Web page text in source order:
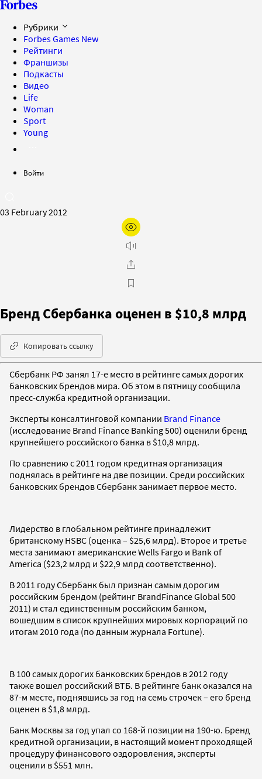
Рубрики
Forbes Games New
Рейтинги
Франшизы
Подкасты
Видео
Life
Woman
Sport
Young
Войти
03 February 2012
Бренд Сбербанка оценен в $10,8 млрд
Копировать ссылку
Сбербанк РФ занял 17-е место в рейтинге самых дорогих
банковских брендов мира. Об этом в пятницу сообщила
пресс-служба кредитной организации.
Эксперты консалтинговой компании Brand Finance
(исследование Brand Finance Banking 500) оценили бренд
крупнейшего российского банка в $10,8 млрд.
По сравнению с 2011 годом кредитная организация
поднялась в рейтинге на две позиции. Среди российских
банковских брендов Сбербанк занимает первое место.
Лидерство в глобальном рейтинге принадлежит
британскому HSBC (оценка – $25,6 млрд). Второе и третье
места занимают американские Wells Fargo и Bank of
America ($23,2 млрд и $22,9 млрд соответственно).
В 2011 году Сбербанк был признан самым дорогим
российским брендом (рейтинг BrandFinance Global 500
2011) и стал единственным российским банком,
вошедшим в список крупнейших мировых корпораций по
итогам 2010 года (по данным журнала Fortune).
В 100 самых дорогих банковских брендов в 2012 году
также вошел российский ВТБ. В рейтинге банк оказался на
87-м месте, поднявшись за год на семь строчек – его бренд
оценен в $1,8 млрд.
Банк Москвы за год упал со 168-й позиции на 190-ю. Бренд
кредитной организации, в настоящий момент проходящей
процедуру финансового оздоровления, эксперты
оценили в $551 млн.